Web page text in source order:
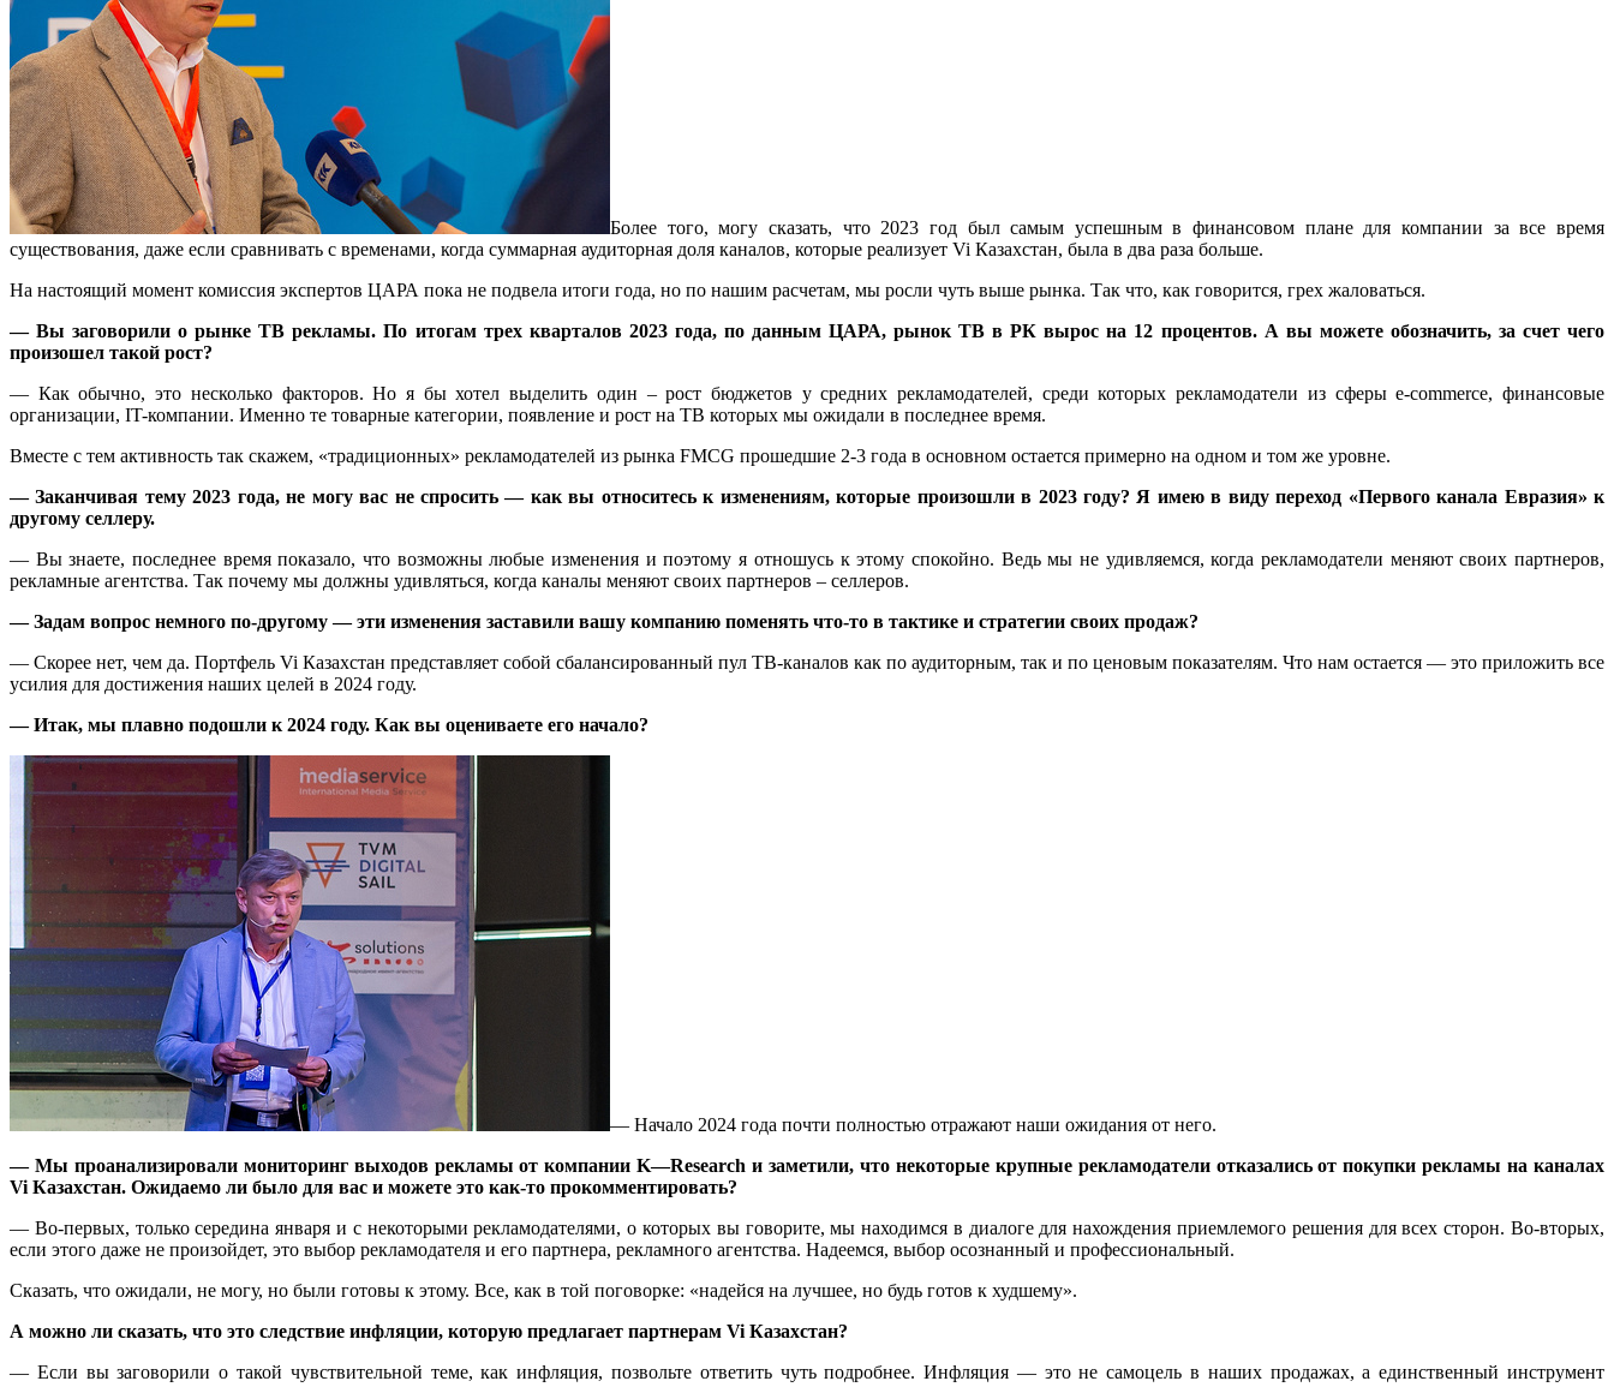
Более того, могу сказать, что 2023 год был самым успешным в финансовом плане для компании за все время
существования, даже если сравнивать с временами, когда суммарная аудиторная доля каналов, которые реализует Vi Казахстан, была в два раза больше.
На настоящий момент комиссия экспертов ЦАРА пока не подвела итоги года, но по нашим расчетам, мы росли чуть выше рынка. Так что, как говорится, грех жаловаться.
— Вы заговорили о рынке ТВ рекламы. По итогам трех кварталов 2023 года, по данным ЦАРА, рынок ТВ в РК вырос на 12 процентов. А вы можете обозначить, за счет чего
произошел такой рост?
— Как обычно, это несколько факторов. Но я бы хотел выделить один – рост бюджетов у средних рекламодателей, среди которых рекламодатели из сферы e-commerce, финансовые
организации, IT-компании. Именно те товарные категории, появление и рост на ТВ которых мы ожидали в последнее время.
Вместе с тем активность так скажем, «традиционных» рекламодателей из рынка FMCG прошедшие 2-3 года в основном остается примерно на одном и том же уровне.
— Заканчивая тему 2023 года, не могу вас не спросить — как вы относитесь к изменениям, которые произошли в 2023 году? Я имею в виду переход «Первого канала Евразия» к
другому селлеру.
— Вы знаете, последнее время показало, что возможны любые изменения и поэтому я отношусь к этому спокойно. Ведь мы не удивляемся, когда рекламодатели меняют своих партнеров,
рекламные агентства. Так почему мы должны удивляться, когда каналы меняют своих партнеров – селлеров.
— Задам вопрос немного по-другому — эти изменения заставили вашу компанию поменять что-то в тактике и стратегии своих продаж?
— Скорее нет, чем да. Портфель Vi Казахстан представляет собой сбалансированный пул ТВ-каналов как по аудиторным, так и по ценовым показателям. Что нам остается — это приложить все
усилия для достижения наших целей в 2024 году.
— Итак, мы плавно подошли к 2024 году. Как вы оцениваете его начало?
— Начало 2024 года почти полностью отражают наши ожидания от него.
— Мы проанализировали мониторинг выходов рекламы от компанииK—Research и заметили, что некоторые крупные рекламодатели отказались от покупки рекламы на каналах
Vi Казахстан. Ожидаемо ли было для вас и можете это как-то прокомментировать?
— Во-первых, только середина января и с некоторыми рекламодателями, о которых вы говорите, мы находимся в диалоге для нахождения приемлемого решения для всех сторон. Во-вторых,
если этого даже не произойдет, это выбор рекламодателя и его партнера, рекламного агентства. Надеемся, выбор осознанный и профессиональный.
Сказать, что ожидали, не могу, но были готовы к этому. Все, как в той поговорке: «надейся на лучшее, но будь готов к худшему».
А можно ли сказать, что это следствие инфляции, которую предлагает партнерам Vi Казахстан?
— Если вы заговорили о такой чувствительной теме, как инфляция, позвольте ответить чуть подробнее. Инфляция — это не самоцель в наших продажах, а единственный инструмент